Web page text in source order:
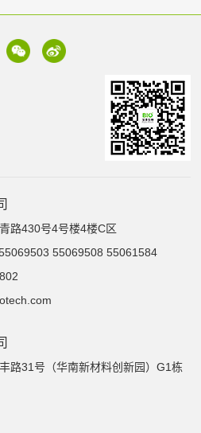
路430号4号楼4楼C区
55069508 55061584
路31号（华南新材料创新园）G1栋